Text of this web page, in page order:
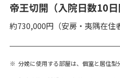
帝王切開（入院日数10日
約730,000円（安房・夷隅在住
分娩に使用する部屋は、個室と居住型